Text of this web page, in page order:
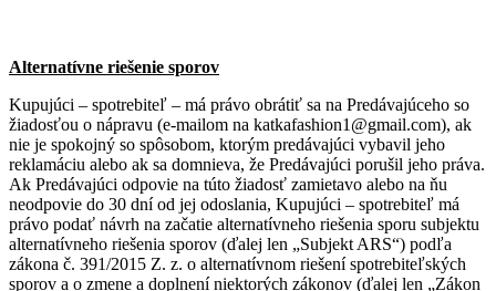
Alternatívne riešenie sporov
Kupujúci – spotrebiteľ – má právo obrátiť sa na Predávajúceho so
žiadosťou o nápravu (e-mailom na katkafashion1@gmail.com), ak
nie je spokojný so spôsobom, ktorým predávajúci vybavil jeho
reklamáciu alebo ak sa domnieva, že Predávajúci porušil jeho práva.
Ak Predávajúci odpovie na túto žiadosť zamietavo alebo na ňu
neodpovie do 30 dní od jej odoslania, Kupujúci – spotrebiteľ má
právo podať návrh na začatie alternatívneho riešenia sporu subjektu
alternatívneho riešenia sporov (ďalej len „Subjekt ARS“) podľa
zákona č. 391/2015 Z. z. o alternatívnom riešení spotrebiteľských
sporov a o zmene a doplnení niektorých zákonov (ďalej len „Zákon